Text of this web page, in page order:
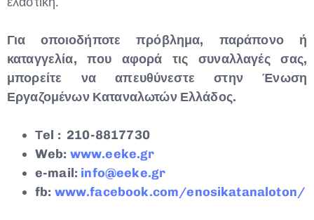
Για οποιοδήποτε πρόβλημα, παράπονο ή
καταγγελία, που αφορά τις συναλλαγές σας,
μπορείτε να απευθύνεστε στην Ένωση
Εργαζομένων Καταναλωτών Ελλάδος.
Τel : 210-8817730
Web: www.eeke.gr
e-mail: info@eeke.gr
fb: www.facebook.com/enosikatanaloton/